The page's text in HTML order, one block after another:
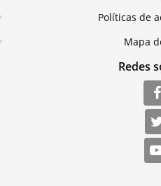
Políticas de
Mapa
Redes